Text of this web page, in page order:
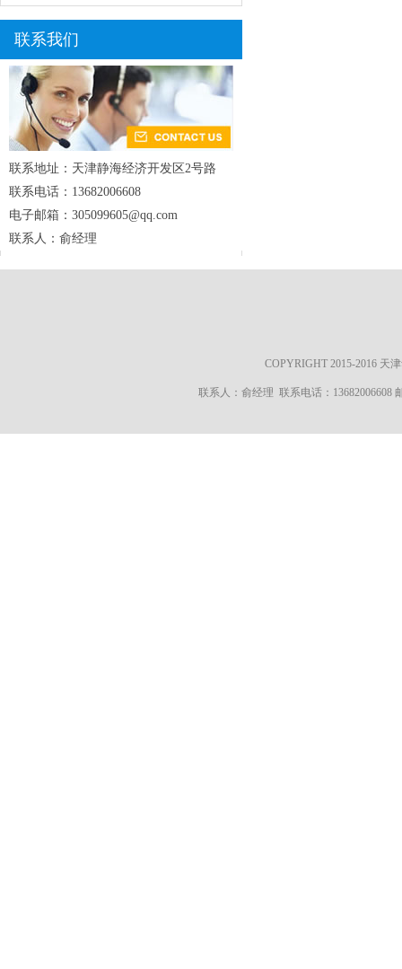
联系我们
联系地址：天津静海经济开发区2号路
联系电话：13682006608
电子邮箱：305099605@qq.com
联系人：俞经理
COPYRIGHT 2015-2016 天
联系人：俞经理 联系电话：13682006608